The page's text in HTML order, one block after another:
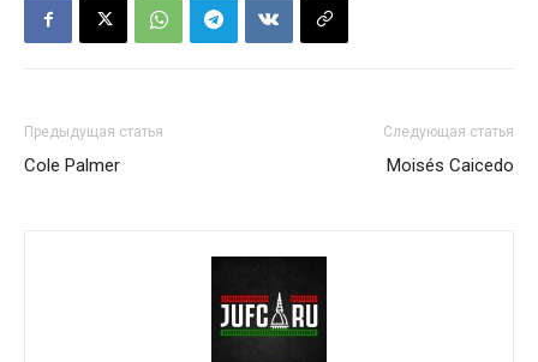
Предыдущая статья
Cole Palmer
Следующая статья
Moisés Caicedo